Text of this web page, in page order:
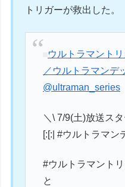
トリガーが救出した。
ウルトラマント
／ウルトラマンデ
@ultraman_series
＼\ 7/9(土)放送ス
[:[:| #ウルトラマン
#ウルトラマント
と